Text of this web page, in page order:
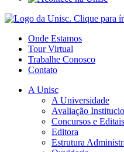
Onde Estamos
Tour Virtual
Trabalhe Conosco
Contato
A Unisc
A Universidade
Avaliação
Concursos e Editais
Editora
Estrutura